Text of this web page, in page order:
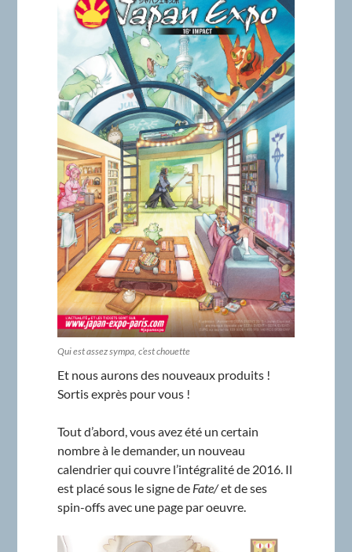
Qui est assez sympa, c’est chouette
Et nous aurons des nouveaux produits !
Sortis exprès pour vous !
Tout d’abord, vous avez été un certain
nombre à le demander, un nouveau
calendrier qui couvre l’intégralité de 2016. Il
est placé sous le signe de Fate/et de ses
spin-offs avec une page par oeuvre.